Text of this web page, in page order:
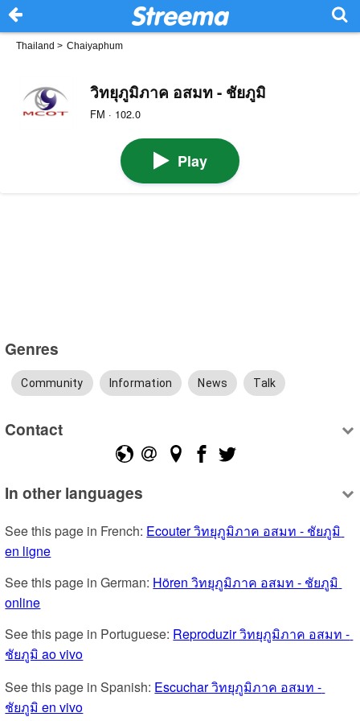
Thailand > Chaiyaphum
วิทยุภูมิภาค อสมท - ชัยภูมิ
FM · 102.0
Play
Genres
Community Information News Talk
Contact
In other languages
See this page in French: Ecouter วิทยุภูมิภาค อสมท - ชัยภูมิ
en ligne
See this page in German: Hören วิทยุภูมิภาค อสมท - ชัยภูมิ
online
See this page in Portuguese: Reproduzir วิทยุภูมิภาค อสมท -
ชัยภูมิ ao vivo
See this page in Spanish: Escuchar วิทยุภูมิภาค อสมท -
ชัยภูมิ en vivo